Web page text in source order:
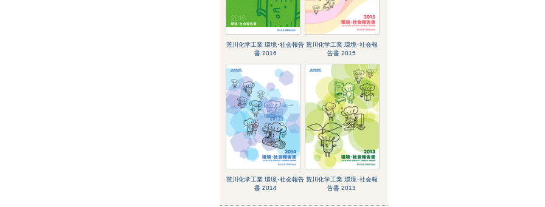
荒川化学工業 環境･社会報告
書 2016
荒川化学工業 環境･社会報
告書 2015
荒川化学工業 環境･社会報告
書 2014
荒川化学工業 環境･社会報
告書 2013